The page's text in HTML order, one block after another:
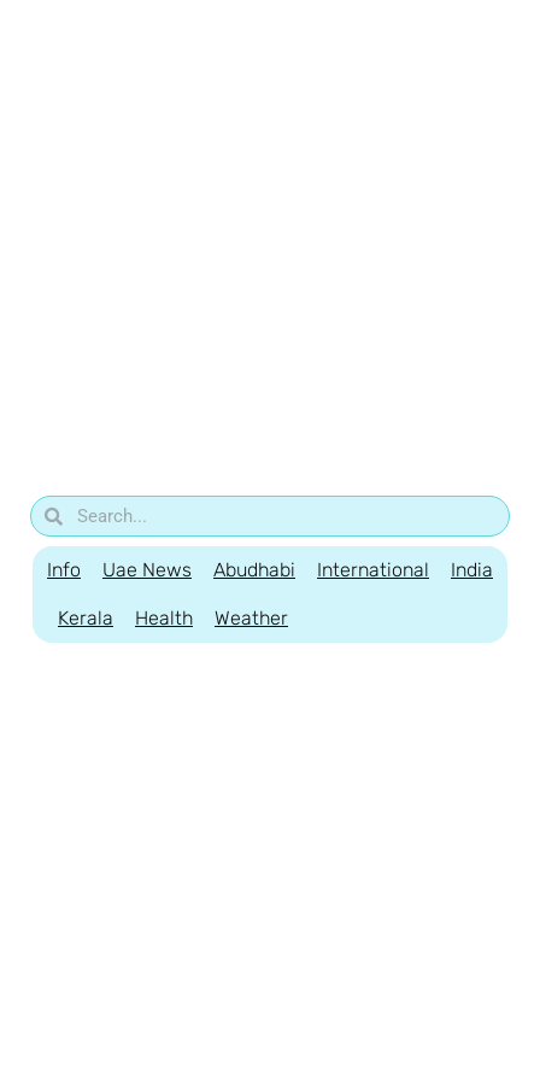
Info Uae News Abudhabi International India
Kerala Health Weather